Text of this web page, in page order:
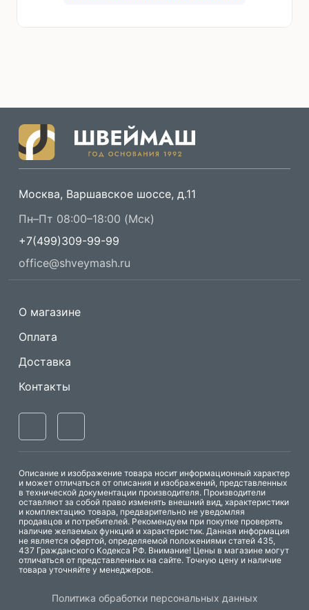
Одноигольные
Машины имитации
Москва, Варшавское шоссе, д.11
Пн–Пт 08:00–18:00 (Мск)
+7(499)309-99-99
office@shveymash.ru
О магазине
Оплата
Доставка
Контакты
Описание и изображение товара носит информационный характер
и может отличаться от описания и изображений, представленных
в технической документации производителя. Производители
оставляют за собой право изменять внешний вид, характеристики
и комплектацию товара, предварительно не уведомляя
продавцов и потребителей. Рекомендуем при покупке проверять
наличие желаемых функций и характеристик. Данная информация
не является офертой, определяемой положениями статей 435,
437 Гражданского Кодекса РФ. Внимание! Цены в магазине могут
отличаться от представленных на сайте. Точную цену и наличие
товара уточняйте у менеджеров.
Политика обработки персональных данных